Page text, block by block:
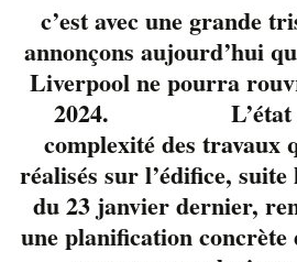
McFly est le gars que
tout le monde connait
dans le milieu!
Musicien/guitariste
accompli et reconnu
pour ses reprises
c’est avec une grande
annonçons aujourd’hui
Liverpool ne pourra
2024. L’état
complexité des travaux
réalisés sur l’édifice,
du 23 janvier dernier,
une planification concrète